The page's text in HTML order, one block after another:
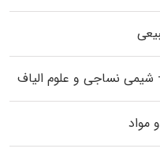
نساجی و علوم الیاف
مواد